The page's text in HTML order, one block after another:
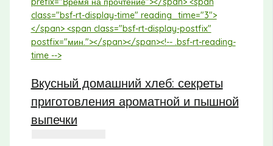
Вкусный домашний хлеб: секреты
приготовления ароматной и пышной
выпечки